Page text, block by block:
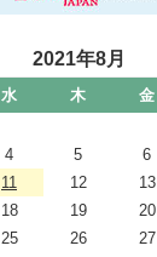
2021年8月
水 木 金
4 5 6
11 12 13
18 19 20
25 26 27